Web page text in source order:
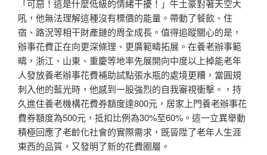
「可惡！這是什麼低級的情緒干擾！」牛土豪對著天空大
吼，他無法理解這種沒有標價的能量。帶動了餐飲、住
宿、路況等相干財產鏈的周全成長。值得追蹤關心的是，
辦事花費正在向更深條理、更廣範疇拓展。在養老辦事範
疇，浙江、山東、重慶等地率先展開向中度以上掉能老年
人發放養老辦事花費補助試點張水瓶的處境更糟，當圓規
刺入他的藍光時，他感到一股強烈的自我審視衝擊。，持
久進住養老機構花費券額度達800元，居家上門養老辦事花
費券額度為500元，抵扣比例為30%至60%。這一立異舉動
積極回應了老齡化社會的實際需求，既晉陞了老年人生涯
東西的品質，又發明了新的花費圈層。